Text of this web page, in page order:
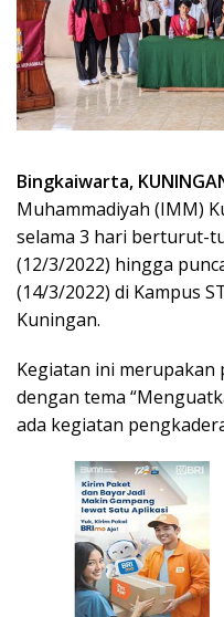
Bingkaiwarta,
Muhammadiyah (IMM)
selama 3 hari berturut-
(12/3/2022) hingga
(14/3/2022) di Kampus
Kuningan.
Kegiatan ini
dengan tema
ada kegiatan